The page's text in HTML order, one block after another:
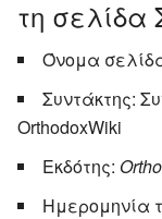
τη σελίδα
Όνομα
Συντάκτης:
OrthodoxWiki
Εκδότης:
Ημερομηνία